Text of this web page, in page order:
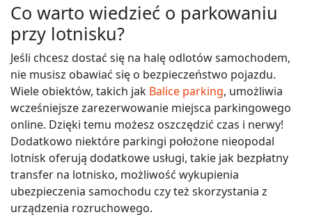
Co warto wiedzieć o parkowaniu
przy lotnisku?
Jeśli chcesz dostać się na halę odlotów samochodem,
nie musisz obawiać się o bezpieczeństwo pojazdu.
Wiele obiektów, takich jak Balice parking, umożliwia
wcześniejsze zarezerwowanie miejsca parkingowego
online. Dzięki temu możesz oszczędzić czas i nerwy!
Dodatkowo niektóre parkingi położone nieopodal
lotnisk oferują dodatkowe usługi, takie jak bezpłatny
transfer na lotnisko, możliwość wykupienia
ubezpieczenia samochodu czy też skorzystania z
urządzenia rozruchowego.